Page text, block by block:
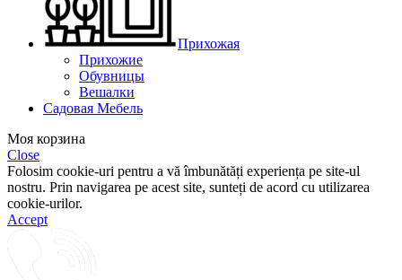
Прихожая
Прихожие
Обувницы
Вешалки
Садовая Мебель
Моя корзина
Close
Folosim cookie-uri pentru a vă îmbunătăți experiența pe site-ul
nostru. Prin navigarea pe acest site, sunteți de acord cu utilizarea
cookie-urilor.
Accept